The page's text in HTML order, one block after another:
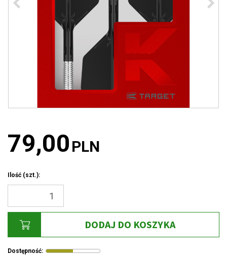
79,00 PLN
Ilość (szt.):
DODAJ DO KOSZYKA
Dostępność: